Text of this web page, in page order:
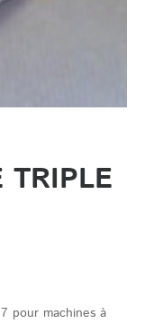
TRIPLE
pour machines à